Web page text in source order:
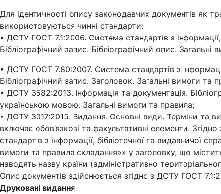
Для ідентичності опису законодавчих документів як
використовуються чинні стандарти:
• ДСТУ ГОСТ 7.1:2006. Система стандартів з інформації,
Бібліографічний запис. Бібліографічний опис.
• ДСТУ ГОСТ 7.80:2007. Система стандартів з
Бібліографічний запис. Заголовок. Загальні вимоги та
• ДСТУ 3582:2013. Інформація та документація.
українською мовою. Загальні вимоги та правила;
• ДСТУ 3017:2015. Видання. Основні види. Терміни та
включає обов’язкові та факультативні елементи.
стандартів з інформації, бібліотечної та видавничої
вимоги та правила складання»» у заголовку, що
наводять назву країни (адміністративно
Опис документів здійснюється згідно з ДСТУ ГОСТ
Друковані видання